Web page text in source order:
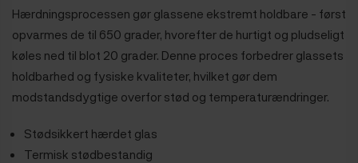
Hærdningsprocessen gør glassene ekstremt holdbare - først
opvarmes de til 650 grader, hvorefter de hurtigt og pludseligt
køles ned til blot 20 grader. Denne proces forbedrer glassets
holdbarhed og fysiske kvaliteter, hvilket gør dem
modstandsdygtige overfor stød og temperaturændringer.
Stødsikkert hærdet glas
Termisk stødbestandig